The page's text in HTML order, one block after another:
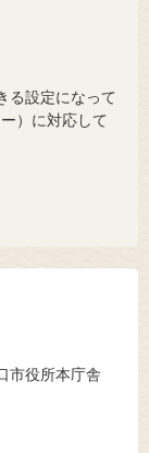
る設定になって
）に対応して
市役所本庁舎